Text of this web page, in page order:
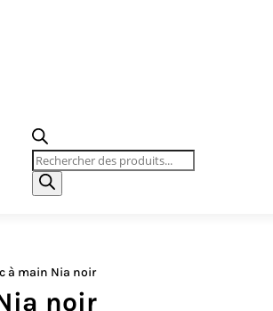
Recherche
de
produits
à main Nia noir
noir